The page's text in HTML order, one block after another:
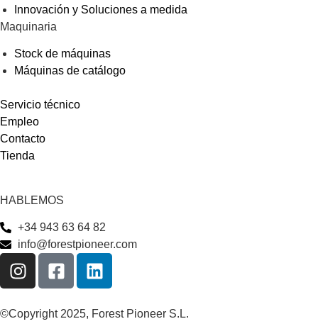
Innovación y Soluciones a medida
Maquinaria
Stock de máquinas
Máquinas de catálogo
Servicio técnico
Empleo
Contacto
Tienda
HABLEMOS
+34 943 63 64 82
info@forestpioneer.com
©Copyright 2025, Forest Pioneer S.L.